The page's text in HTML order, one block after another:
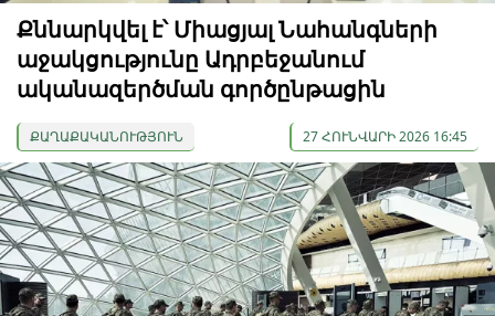
Քննարկվել է՝ Միացյալ Նահանգների
աջակցությունը Ադրբեջանում
ականազերծման գործընթացին
ՔԱՂԱՔԱԿԱՆՈՒԹՅՈՒՆ 27 ՀՈՒՆՎԱՐԻ 2026 16:45